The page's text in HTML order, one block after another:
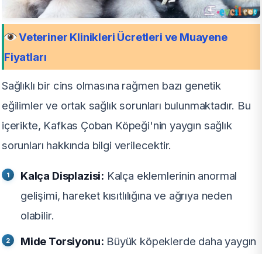
Veteriner Klinikleri Ücretleri ve Muayene
Fiyatları
Sağlıklı bir cins olmasına rağmen bazı genetik
eğilimler ve ortak sağlık sorunları bulunmaktadır. Bu
içerikte, Kafkas Çoban Köpeği'nin yaygın sağlık
sorunları hakkında bilgi verilecektir.
Kalça Displazisi: Kalça eklemlerinin anormal
gelişimi, hareket kısıtlılığına ve ağrıya neden
olabilir.
Mide Torsiyonu: Büyük köpeklerde daha yaygın